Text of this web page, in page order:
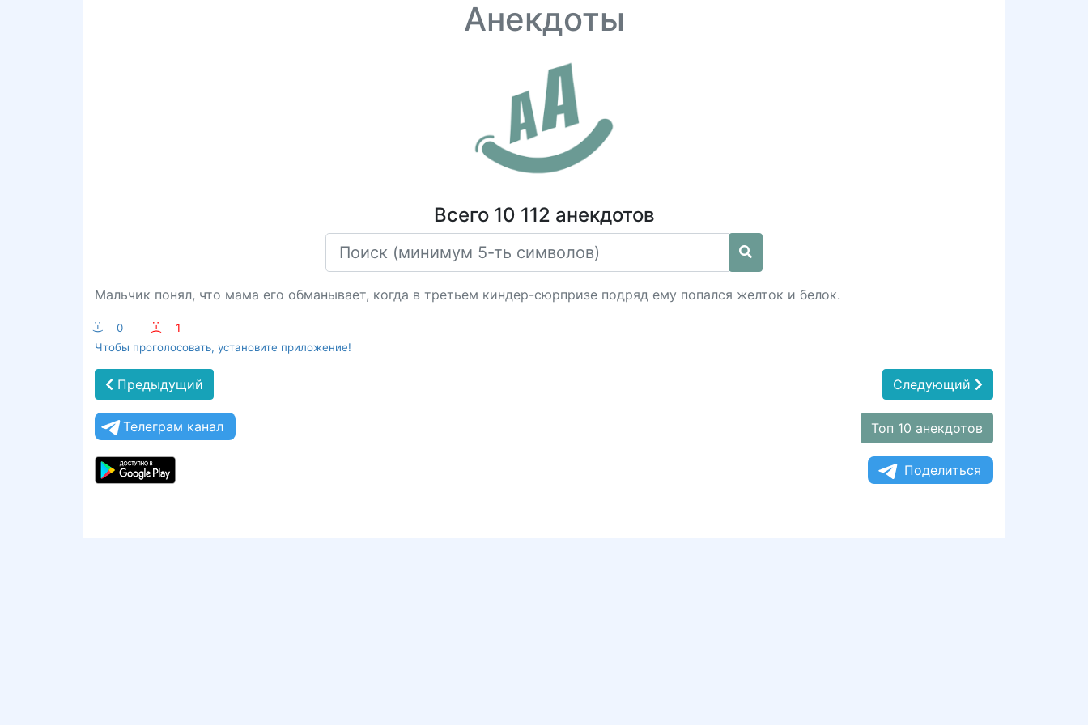
Анекдоты
Всего 10 112 анекдотов
Мальчик понял, что мама его обманывает, когда в третьем киндер-сюрпризе подряд ему попался желток и белок.
:-) 0 :-(
1
Чтобы проголосовать, установите приложение!
Предыдущий Следующий
Телеграм канал Топ 10 анекдотов
Поделиться